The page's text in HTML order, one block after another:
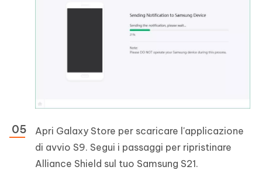
Apri Galaxy Store per scaricare l'applicazione
di avvio S9. Segui i passaggi per ripristinare
Alliance Shield sul tuo Samsung S21.